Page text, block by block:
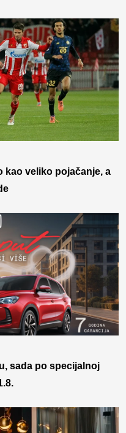
kao veliko pojačanje, a
sada po specijalnoj